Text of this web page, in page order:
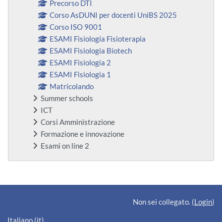
Precorso DTI
Corso AsDUNI per docenti UniBS 2025
Corso ISO 9001
ESAMI Fisiologia Fisioterapia
ESAMI Fisiologia Biotech
ESAMI Fisiologia 2
ESAMI Fisiologia 1
Matricolando
Summer schools
ICT
Corsi Amministrazione
Formazione e innovazione
Esami on line 2
Blocchi supplementari
Non sei collegato. (Login)
Italiano ‎(it)‎